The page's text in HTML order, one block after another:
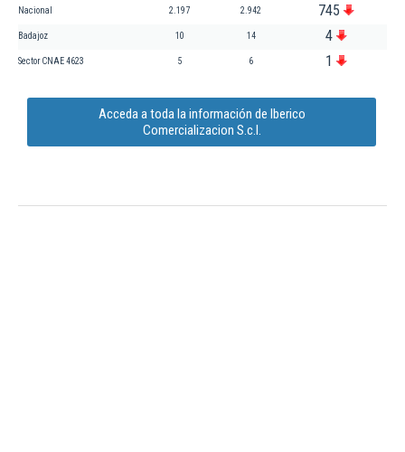
Nacional 2.197 2.942 745
Badajoz 10 14 4
Sector CNAE 4623 5 6 1
Acceda a toda la información de Iberico
Comercializacion S.c.l.